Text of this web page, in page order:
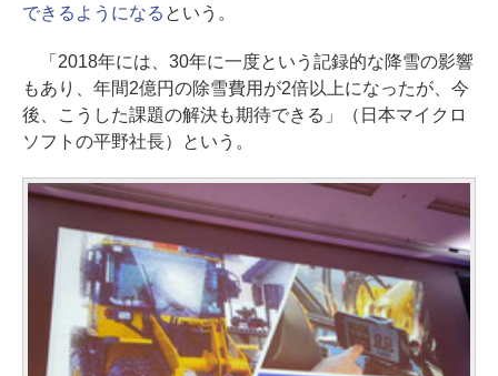
できるようになる という。
「2018年には、30年に一度という記録的な降雪の影響
もあり、年間2億円の除雪費用が2倍以上になったが、今
後、こうした課題の解決も期待できる」（日本マイクロ
ソフトの平野社長）という。